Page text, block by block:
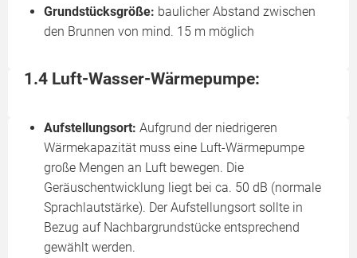
Grundstücksgröße: baulicher Abstand zwischen
den Brunnen von mind. 15 m möglich
1.4 Luft-Wasser-Wärmepumpe:
Aufstellungsort: Aufgrund der niedrigeren
Wärmekapazität muss eine Luft-Wärmepumpe
große Mengen an Luft bewegen. Die
Geräuschentwicklung liegt bei ca. 50 dB (normale
Sprachlautstärke). Der Aufstellungsort sollte in
Bezug auf Nachbargrundstücke entsprechend
gewählt werden.